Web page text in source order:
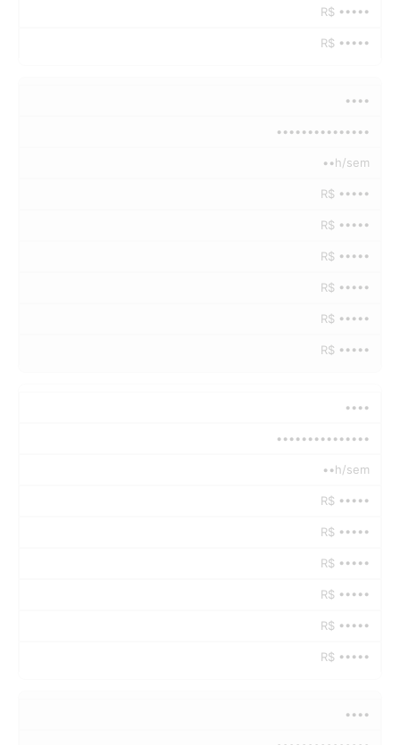
R$ •••••
R$ •••••
••••
•••••••••••••••
••h/sem
R$ •••••
R$ •••••
R$ •••••
R$ •••••
R$ •••••
R$ •••••
••••
•••••••••••••••
••h/sem
R$ •••••
R$ •••••
R$ •••••
R$ •••••
R$ •••••
R$ •••••
••••